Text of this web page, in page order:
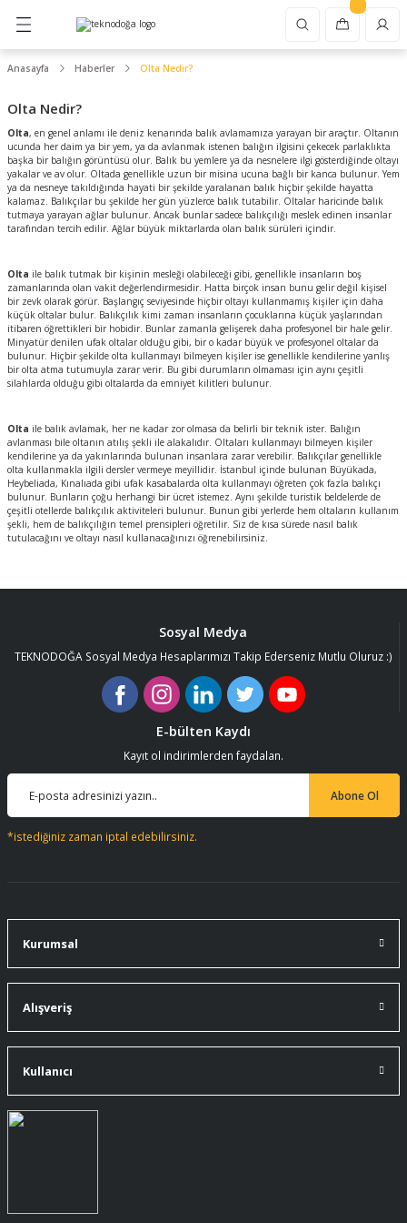
Geri Dön
Sazan Olta Seti
Spin Olta Seti
Tekne Olta Seti
Spin Olta Makinesi
LRF Olta Makinesi
Jigging Olta Makinesi
Sazan Olta Makinesi
Çıkrık Olta Makinesi
Baitcasting Olta Makinesi
Makine Yağı
Spin Kamışı
LRF Kamışı
Jigging Kamışı
Sazan Kamışı
Tekne Bot Kamışı
Çıkrık Tekne Kamışı
Göl Kamışı
Örgü İp Misina
Fluorocarbon Misina
Lider Misina
Çelik Tel
Fly Misinası
Silikon Yem
LRF Sahtesi
Olta Kaşığı
Kalamar Zokası
Sazan Yemi
Olta Kurşunu
Yem İpi, PVA Eriyen Poşet
Yemleme Aparatı
Takım Sarma Aparatı
Olta Şamandırası, Mantarı
Gripper Balık Tutucu
Olta Alarmı, Zili, Işığı
Olta Sehpası Kamış Ayağı
Misina Derinlik Ölçer
Kamış Makine Olta Çantası
Balıkçı Çantası
Balık Malzemeleri Çantası
Kepçe Livar Pinter
Balıkçı Yeleği
Yemli Olta Takımı
Çapari
Geri Dön
Bıçakları
Kurban Kelle Bıçağı
Yüzme Bıçağı
Et Satırı
Ekmek Bıçağı
Fileto Bıçağı
Biftek Bıçağı
Yuvarlak Masat
Geniş Masat
Bileme Aleti
Bileme Taşı
Kelebek Masat
ve Aksesuar
Geri Dön
Çakı
Kamp ve Avcı Bıçağı
Multitool Penseli Çakı
Çakı Bıçak Aksesuarları
Kafa Lambası
Kamp Lambası
Mikroskop
Mikroskop
Teleskop
Testere
Geri Dön
Cam Kırıcı
Setleri
Geri Dön
Kovucu
Kovucu
Geri Dön
Harbi Takımı
Tütsülük ve Buhurdanlık
Anasayfa Haberler Olta Nedir?
Olta Nedir?
Olta, en genel anlamı ile deniz kenarında balık avlamamıza yarayan bir araçtır. Oltanın
ucunda her daim ya bir yem, ya da avlanmak istenen balığın ilgisini çekecek parlaklıkta
başka bir balığın görüntüsü olur. Balık bu yemlere ya da nesnelere ilgi gösterdiğinde oltayı
yakalar ve av olur. Oltada genellikle uzun bir misina ucuna bağlı bir kanca bulunur. Yem
ya da nesneye takıldığında hayati bir şekilde yaralanan balık hiçbir şekilde hayatta
kalamaz. Balıkçılar bu şekilde her gün yüzlerce balık tutabilir. Oltalar haricinde balık
tutmaya yarayan ağlar bulunur. Ancak bunlar sadece balıkçılığı meslek edinen insanlar
tarafından tercih edilir. Ağlar büyük miktarlarda olan balık sürüleri içindir.
Olta ile balık tutmak bir kişinin mesleği olabileceği gibi, genellikle insanların boş
zamanlarında olan vakit değerlendirmesidir. Hatta birçok insan bunu gelir değil kişisel
bir zevk olarak görür. Başlangıç seviyesinde hiçbir oltayı kullanmamış kişiler için daha
küçük oltalar bulur. Balıkçılık kimi zaman insanların çocuklarına küçük yaşlarından
itibaren öğrettikleri bir hobidir. Bunlar zamanla gelişerek daha profesyonel bir hale gelir.
Minyatür denilen ufak oltalar olduğu gibi, bir o kadar büyük ve profesyonel oltalar da
bulunur. Hiçbir şekilde olta kullanmayı bilmeyen kişiler ise genellikle kendilerine yanlış
bir olta atma tutumuyla zarar verir. Bu gibi durumların olmaması için aynı çeşitli
silahlarda olduğu gibi oltalarda da emniyet kilitleri bulunur.
Olta ile balık avlamak, her ne kadar zor olmasa da belirli bir teknik ister. Balığın
avlanması bile oltanın atılış şekli ile alakalıdır. Oltaları kullanmayı bilmeyen kişiler
kendilerine ya da yakınlarında bulunan insanlara zarar verebilir. Balıkçılar genellikle
olta kullanmakla ilgili dersler vermeye meyillidir. İstanbul içinde bulunan Büyükada,
Heybeliada, Kınalıada gibi ufak kasabalarda olta kullanmayı öğreten çok fazla balıkçı
bulunur. Bunların çoğu herhangi bir ücret istemez. Aynı şekilde turistik beldelerde de
çeşitli otellerde balıkçılık aktiviteleri bulunur. Bunun gibi yerlerde hem oltaların kullanım
şekli, hem de balıkçılığın temel prensipleri öğretilir. Siz de kısa sürede nasıl balık
tutulacağını ve oltayı nasıl kullanacağınızı öğrenebilirsiniz.
Sosyal Medya
TEKNODOĞA Sosyal Medya Hesaplarımızı Takip Ederseniz Mutlu Oluruz :)
E-bülten Kaydı
Kayıt ol indirimlerden faydalan.
Abone Ol
*istediğiniz zaman iptal edebilirsiniz.
Kurumsal
Alışveriş
Kullanıcı